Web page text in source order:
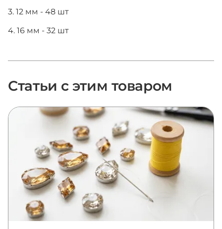
3. 12 мм - 48 шт
4. 16 мм - 32 шт
Статьи с этим товаром